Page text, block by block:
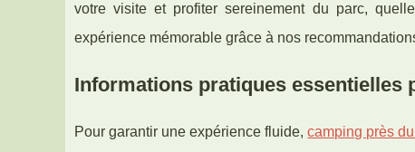
votre visite et profiter sereinement du parc,
expérience mémorable grâce à nos
Informations pratiques essentielles
Pour garantir une expérience fluide,camping près